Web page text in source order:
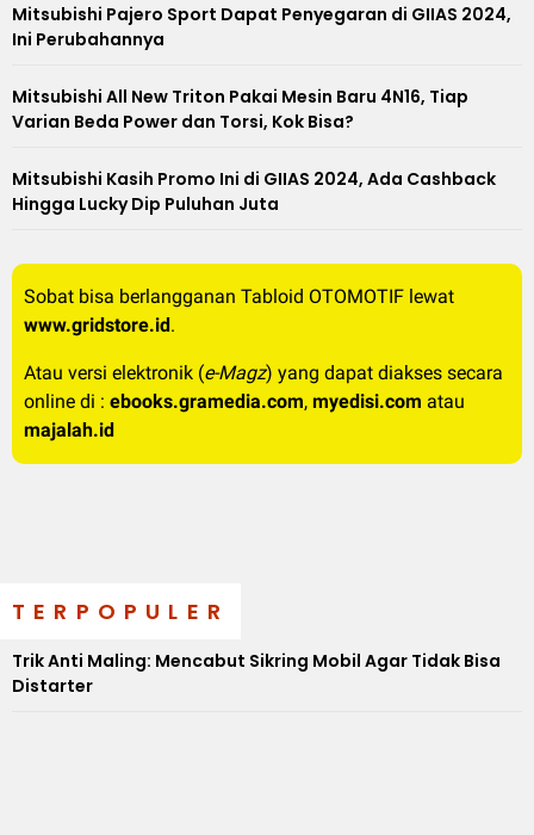
Mitsubishi Pajero Sport Dapat Penyegaran di GIIAS 2024,
Ini Perubahannya
Mitsubishi All New Triton Pakai Mesin Baru 4N16, Tiap
Varian Beda Power dan Torsi, Kok Bisa?
Mitsubishi Kasih Promo Ini di GIIAS 2024, Ada Cashback
Hingga Lucky Dip Puluhan Juta
Sobat bisa berlangganan Tabloid OTOMOTIF lewat
www.gridstore.id.
Atau versi elektronik (e-Magz) yang dapat diakses secara
online di : ebooks.gramedia.com, myedisi.com atau
majalah.id
TERPOPULER
Trik Anti Maling: Mencabut Sikring Mobil Agar Tidak Bisa
Distarter